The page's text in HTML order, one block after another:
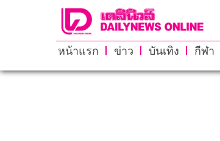
หน้าแรก ข่าว บันเทิง กีฬา